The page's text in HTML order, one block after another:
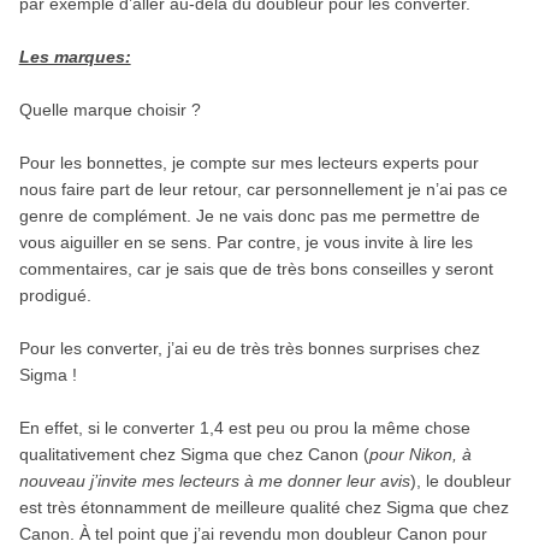
par exemple d’aller au-delà du doubleur pour les converter.
Les marques:
Quelle marque choisir ?
Pour les bonnettes, je compte sur mes lecteurs experts pour
nous faire part de leur retour, car personnellement je n’ai pas ce
genre de complément. Je ne vais donc pas me permettre de
vous aiguiller en se sens. Par contre, je vous invite à lire les
commentaires, car je sais que de très bons conseilles y seront
prodigué.
Pour les converter, j’ai eu de très très bonnes surprises chez
Sigma !
En effet, si le converter 1,4 est peu ou prou la même chose
qualitativement chez Sigma que chez Canon (pour Nikon, à
nouveau j’invite mes lecteurs à me donner leur avis), le doubleur
est très étonnamment de meilleure qualité chez Sigma que chez
Canon. À tel point que j’ai revendu mon doubleur Canon pour